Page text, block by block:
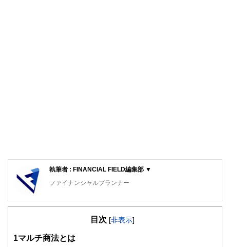
執筆者 : FINANCIAL FIELD編集部 ▼
ファイナンシャルプランナー
FinancialField編集部は、金融、経済に関する記事を、日々
知識がない方でも理解できるようわかりやすく発信していま
目次 [非表示]
1 マルチ商法とは